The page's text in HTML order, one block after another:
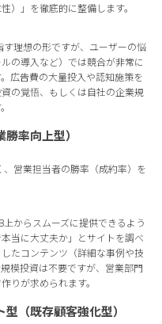
）」を徹底的に整備します。
す理想の形ですが、ユーザーの悩
の導入など）では競合が非常に
広告費の大量投入や認知施策を
の覚悟、もしくは自社の企業規
率向上型）
営業担当者の勝率（成約率）を
からスムーズに提供できるよう
当に大丈夫か」とサイトを調べ
たコンテンツ（詳細な事例や技
模投資は不要ですが、営業部門
りが求められます。
（既存顧客強化型）